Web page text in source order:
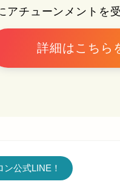
アチューンメントを
詳細はこちら
公式LINE！